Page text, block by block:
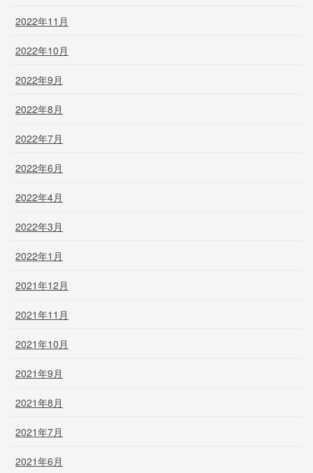
2022年11月
2022年10月
2022年9月
2022年8月
2022年7月
2022年6月
2022年4月
2022年3月
2022年1月
2021年12月
2021年11月
2021年10月
2021年9月
2021年8月
2021年7月
2021年6月